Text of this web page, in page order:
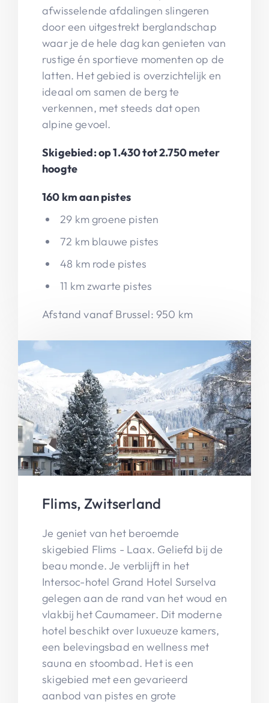
afwisselende afdalingen slingeren
door een uitgestrekt berglandschap
waar je de hele dag kan genieten van
rustige én sportieve momenten op de
latten. Het gebied is overzichtelijk en
ideaal om samen de berg te
verkennen, met steeds dat open
alpine gevoel.
Skigebied: op 1.430 tot 2.750 meter
hoogte
160 km aan pistes
29 km groene pisten
72 km blauwe pistes
48 km rode pistes
11 km zwarte pistes
Afstand vanaf Brussel: 950 km
Flims, Zwitserland
Je geniet van het beroemde
skigebied Flims - Laax. Geliefd bij de
beau monde. Je verblijft in het
Intersoc-hotel Grand Hotel Surselva
gelegen aan de rand van het woud en
vlakbij het Caumameer. Dit moderne
hotel beschikt over luxueuze kamers,
een belevingsbad en wellness met
sauna en stoombad. Het is een
skigebied met een gevarieerd
aanbod van pistes en grote